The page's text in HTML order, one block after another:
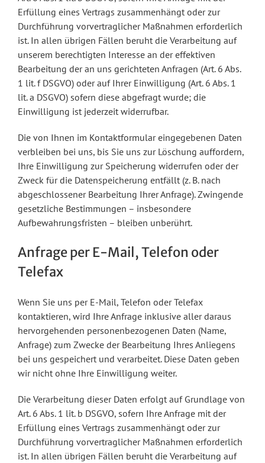
Erfüllung eines Vertrags zusammenhängt oder zur
Durchführung vorvertraglicher Maßnahmen erforderlich
ist. In allen übrigen Fällen beruht die Verarbeitung auf
unserem berechtigten Interesse an der effektiven
Bearbeitung der an uns gerichteten Anfragen (Art. 6 Abs.
1 lit. f DSGVO) oder auf Ihrer Einwilligung (Art. 6 Abs. 1
lit. a DSGVO) sofern diese abgefragt wurde; die
Einwilligung ist jederzeit widerrufbar.
Die von Ihnen im Kontaktformular eingegebenen Daten
verbleiben bei uns, bis Sie uns zur Löschung auffordern,
Ihre Einwilligung zur Speicherung widerrufen oder der
Zweck für die Datenspeicherung entfällt (z. B. nach
abgeschlossener Bearbeitung Ihrer Anfrage). Zwingende
gesetzliche Bestimmungen – insbesondere
Aufbewahrungsfristen – bleiben unberührt.
Anfrage per E-Mail, Telefon oder
Telefax
Wenn Sie uns per E-Mail, Telefon oder Telefax
kontaktieren, wird Ihre Anfrage inklusive aller daraus
hervorgehenden personenbezogenen Daten (Name,
Anfrage) zum Zwecke der Bearbeitung Ihres Anliegens
bei uns gespeichert und verarbeitet. Diese Daten geben
wir nicht ohne Ihre Einwilligung weiter.
Die Verarbeitung dieser Daten erfolgt auf Grundlage von
Art. 6 Abs. 1 lit. b DSGVO, sofern Ihre Anfrage mit der
Erfüllung eines Vertrags zusammenhängt oder zur
Durchführung vorvertraglicher Maßnahmen erforderlich
ist. In allen übrigen Fällen beruht die Verarbeitung auf